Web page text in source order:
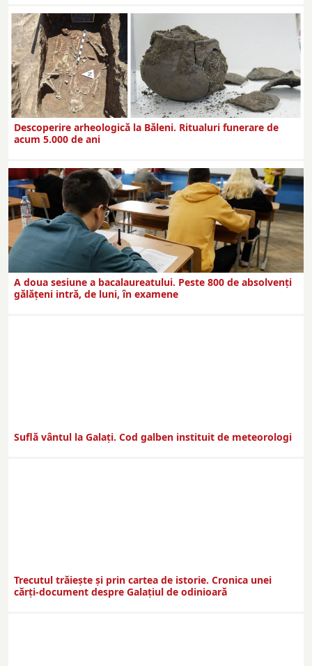
Descoperire arheologică la Băleni. Ritualuri funerare de
acum 5.000 de ani
A doua sesiune a bacalaureatului. Peste 800 de absolvenţi
gălăţeni intră, de luni, în examene
Suflă vântul la Galaţi. Cod galben instituit de meteorologi
Trecutul trăiește și prin cartea de istorie. Cronica unei
cărți-document despre Galațiul de odinioară